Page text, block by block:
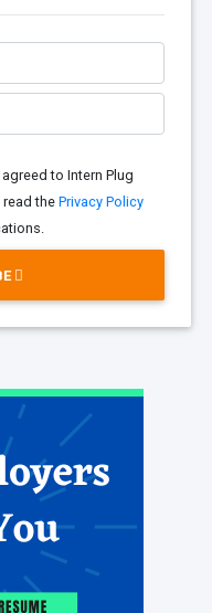
to Intern Plug
the Privacy Policy